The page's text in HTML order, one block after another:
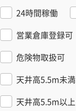
24時間稼働
営業倉庫登録可
危険物取扱可
天井高5.5m未満
天井高5.5m以上